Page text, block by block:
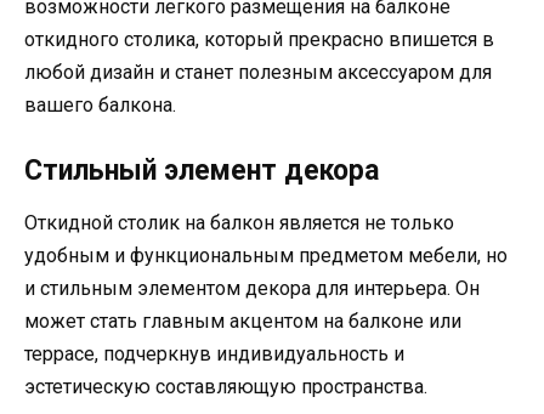
возможности легкого размещения на балконе
откидного столика, который прекрасно впишется в
любой дизайн и станет полезным аксессуаром для
вашего балкона.
Стильный элемент декора
Откидной столик на балкон является не только
удобным и функциональным предметом мебели, но
и стильным элементом декора для интерьера. Он
может стать главным акцентом на балконе или
террасе, подчеркнув индивидуальность и
эстетическую составляющую пространства.